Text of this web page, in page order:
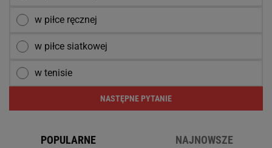
w piłce ręcznej
w piłce siatkowej
w tenisie
NASTĘPNE PYTANIE
POPULARNE NAJNOWSZE